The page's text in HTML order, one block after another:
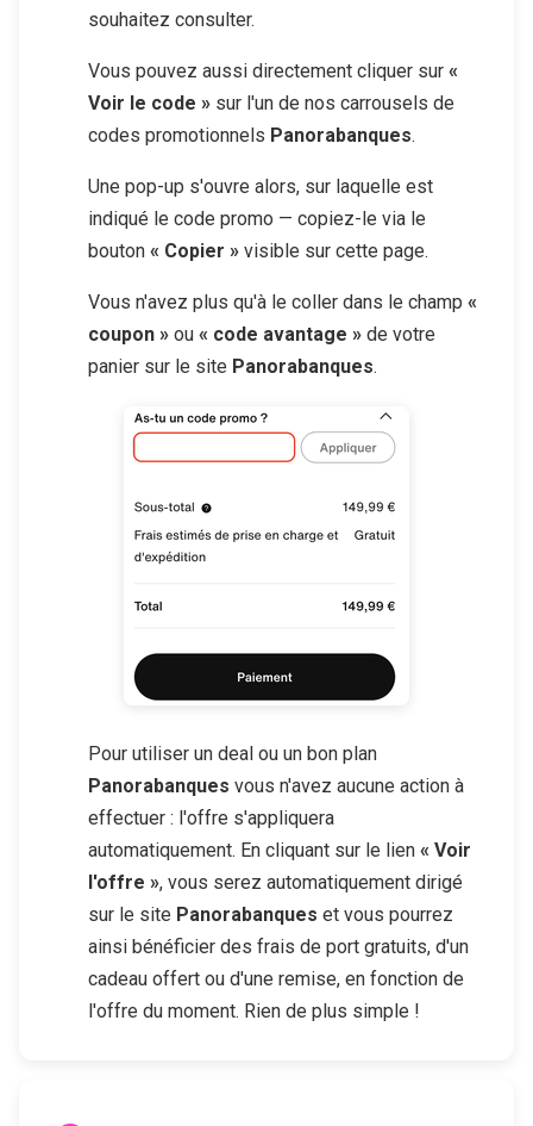
souhaitez consulter.
Vous pouvez aussi directement cliquer sur «
Voir le code » sur l'un de nos carrousels de
codes promotionnels Panorabanques.
Une pop-up s'ouvre alors, sur laquelle est
indiqué le code promo — copiez-le via le
bouton « Copier » visible sur cette page.
Vous n'avez plus qu'à le coller dans le champ «
coupon » ou « code avantage » de votre
panier sur le site Panorabanques.
Pour utiliser un deal ou un bon plan
Panorabanques vous n'avez aucune action à
effectuer : l'offre s'appliquera
automatiquement. En cliquant sur le lien « Voir
l'offre », vous serez automatiquement dirigé
sur le site Panorabanques et vous pourrez
ainsi bénéficier des frais de port gratuits, d'un
cadeau offert ou d'une remise, en fonction de
l'offre du moment. Rien de plus simple !